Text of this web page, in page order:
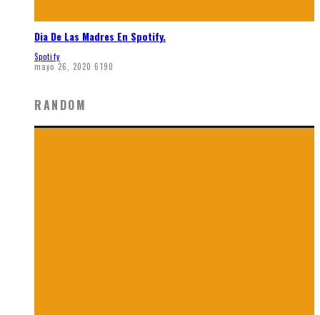
Dia De Las Madres En Spotify.
Spotify
mayo 26, 2020 6190
RANDOM